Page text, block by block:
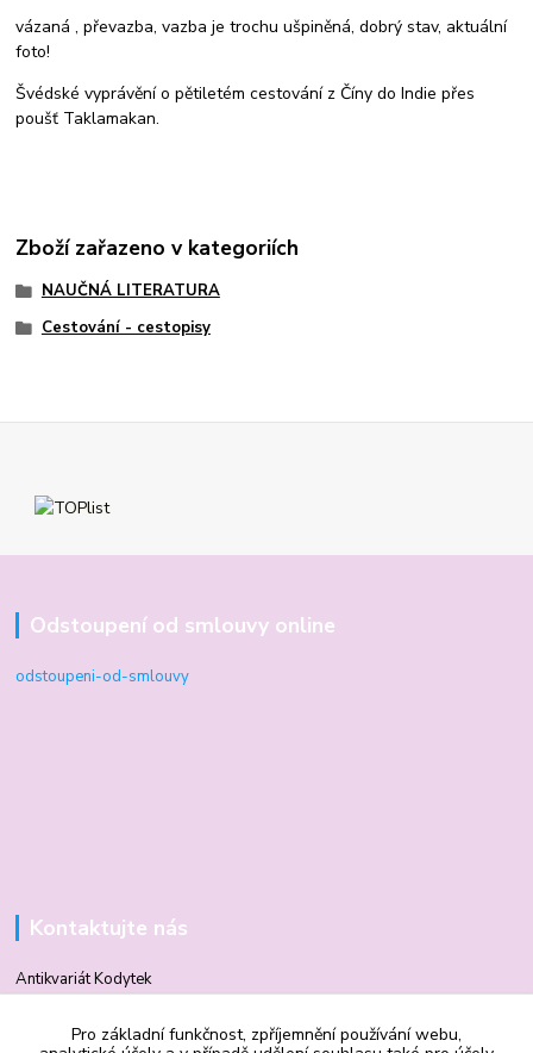
vázaná , převazba, vazba je trochu ušpiněná, dobrý stav, aktuální
foto!
Švédské vyprávění o pětiletém cestování z Číny do Indie přes
poušť Taklamakan.
Zboží zařazeno v kategoriích
NAUČNÁ LITERATURA
Cestování - cestopisy
Odstoupení od smlouvy online
odstoupeni-od-smlouvy
Kontaktujte nás
Antikvariát Kodytek
Pro základní funkčnost, zpříjemnění používání webu,